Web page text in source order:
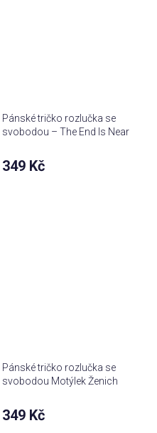
Pánské tričko rozlučka se
svobodou – The End Is Near
349 Kč
Pánské tričko rozlučka se
svobodou Motýlek Ženich
349 Kč